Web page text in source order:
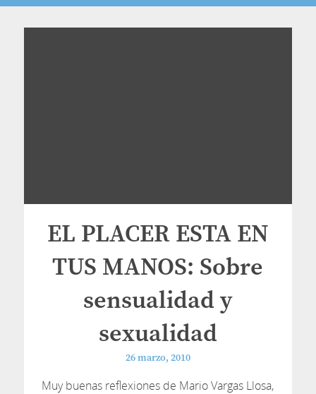
EL PLACER ESTA EN
TUS MANOS: Sobre
sensualidad y
sexualidad
26 marzo, 2010
Muy buenas reflexiones de Mario Vargas Llosa,